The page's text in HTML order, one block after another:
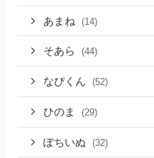
あまね (14)
そあら (44)
なぴくん (52)
ひのま (29)
ぽちいぬ (32)